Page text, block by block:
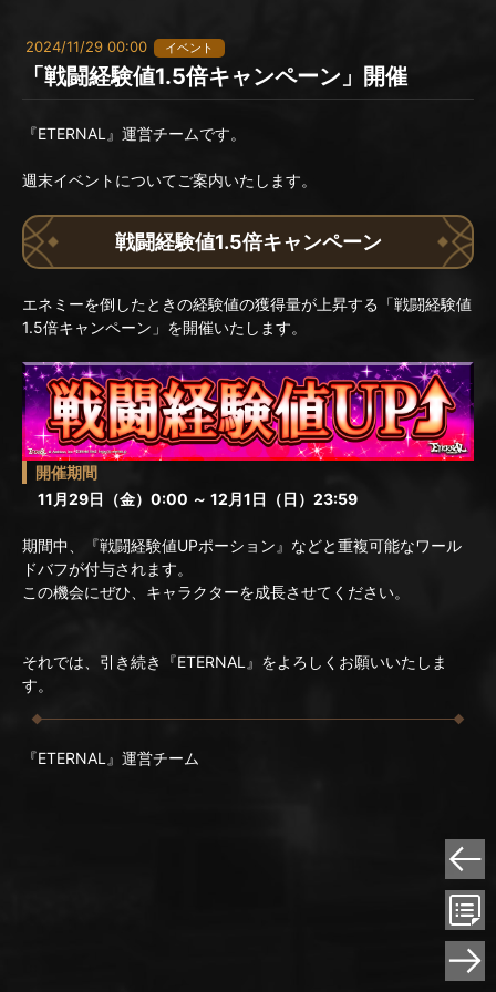
2024/11/29 00:00 イベント
「戦闘経験値1.5倍キャンペーン」開催
『ETERNAL』運営チームです。
週末イベントについてご案内いたします。
戦闘経験値1.5倍キャンペーン
エネミーを倒したときの経験値の獲得量が上昇する「戦闘経験値
1.5倍キャンペーン」を開催いたします。
開催期間
11月29日（金）0:00 ～ 12月1日（日）23:59
期間中、『戦闘経験値UPポーション』などと重複可能なワール
ドバフが付与されます。
この機会にぜひ、キャラクターを成長させてください。
それでは、引き続き『ETERNAL』をよろしくお願いいたしま
す。
『ETERNAL』運営チーム